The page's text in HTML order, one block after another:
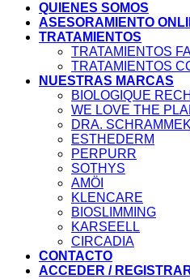
QUIENES SOMOS
ASESORAMIENTO
TRATAMIENTOS
TRATAMIENTOS
TRATAMIENTOS
NUESTRAS MARCAS
BIOLOGIQUE
WE LOVE THE
DRA. SCHRAMMEK
ESTHEDERM
PERPURR
SOTHYS
AMÖI
KLENCARE
BIOSLIMMING
KARSEELL
CIRCADIA
CONTACTO
ACCEDER /